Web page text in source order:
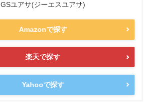
GSユアサ(ジーエスユアサ)
Amazonで探す
楽天で探す
Yahooで探す